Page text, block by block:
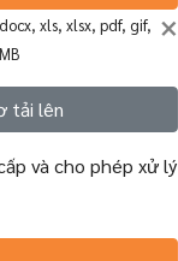
×
xls, xlsx, pdf, gif,
tải lên
và cho phép xử lý